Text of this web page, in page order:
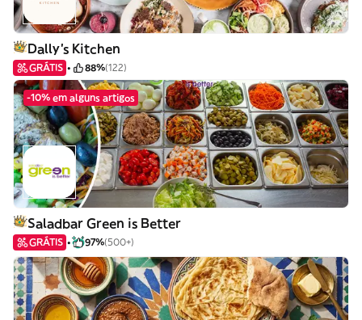
Dally's Kitchen
GRÁTIS 88%(122)
-10% em alguns artigos
Saladbar Green is Better
GRÁTIS 97%(500+)